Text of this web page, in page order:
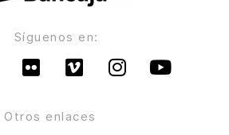
Síguenos en:
Otros enlaces